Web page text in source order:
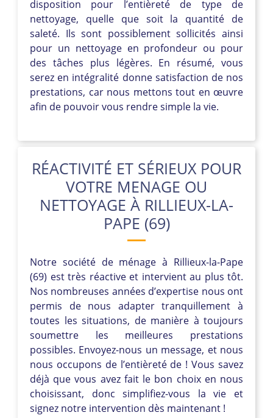
disposition pour l’entièreté de type de
nettoyage, quelle que soit la quantité de
saleté. Ils sont possiblement sollicités ainsi
pour un nettoyage en profondeur ou pour
des tâches plus légères. En résumé, vous
serez en intégralité donne satisfaction de nos
prestations, car nous mettons tout en œuvre
afin de pouvoir vous rendre simple la vie.
RÉACTIVITÉ ET SÉRIEUX POUR
VOTRE MENAGE OU
NETTOYAGE À RILLIEUX-LA-
PAPE (69)
Notre société de ménage à Rillieux-la-Pape
(69) est très réactive et intervient au plus tôt.
Nos nombreuses années d’expertise nous ont
permis de nous adapter tranquillement à
toutes les situations, de manière à toujours
soumettre les meilleures prestations
possibles. Envoyez-nous un message, et nous
nous occupons de l’entièreté de ! Vous savez
déjà que vous avez fait le bon choix en nous
choisissant, donc simplifiez-vous la vie et
signez notre intervention dès maintenant !